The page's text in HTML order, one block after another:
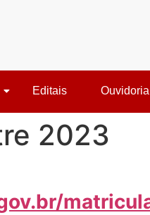
Editais Ouvidoria
2023